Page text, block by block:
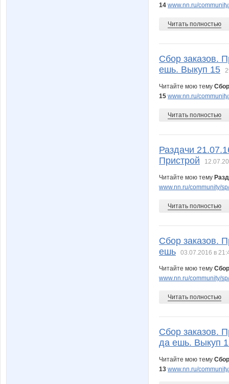
14 www.nn.ru/
Читать полностью
Сбор заказов.
ешь. Выкуп 15
Читайте мою тему
15 www.nn.ru/
Читать полностью
Раздачи
Пристрой
Читайте мою тему
www.nn.ru/community/
Читать полностью
Сбор заказов.
ешь
03.07.2016 в
Читайте мою тему
www.nn.ru/community/
Читать полностью
Сбор заказов.
да ешь. Выкуп
Читайте мою тему
13 www.nn.ru/